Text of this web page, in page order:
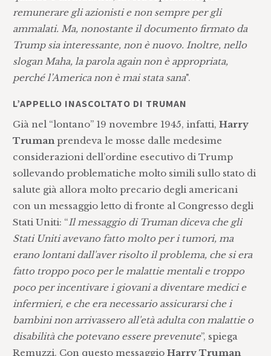
remunerare gli azionisti e non sempre per gli
ammalati. Ma, nonostante il documento firmato da
Trump sia interessante, non è nuovo. Inoltre, nello
slogan Maha, la parola again non è appropriata,
perché l’America non è mai stata sana".
L’APPELLO INASCOLTATO DI TRUMAN
Già nel “lontano” 19 novembre 1945, infatti,Harry
Trumanprendeva le mosse dalle medesime
considerazioni dell’ordine esecutivo di Trump
sollevando problematiche molto simili sullo stato di
salute già allora molto precario degli americani
con un messaggio letto di fronte al Congresso degli
Stati Uniti: “Il messaggio di Truman diceva che gli
Stati Uniti avevano fatto molto per i tumori, ma
erano lontani dall'aver risolto il problema, che si era
fatto troppo poco per le malattie mentali e troppo
poco per incentivare i giovani a diventare medici e
infermieri, e che era necessario assicurarsi che i
bambini non arrivassero all'età adulta con malattie o
disabilità che potevano essere prevenute”, spiega
Remuzzi. Con questo messaggio Harry Truman